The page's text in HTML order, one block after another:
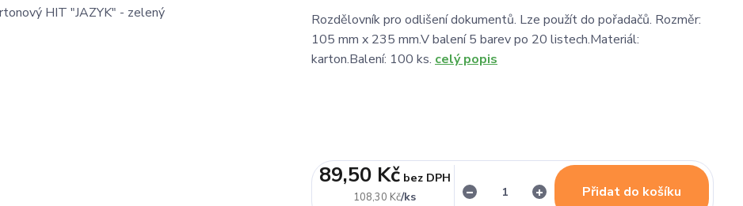
Rozdělovník pro odlišení dokumentů. Lze použít do pořadačů. Rozměr:
105 mm x 235 mm.V balení 5 barev po 20 listech.Materiál:
karton.Balení: 100 ks. celý popis
108,30 Kč/ks
89,50 Kč bez DPH
Přidat do košíku